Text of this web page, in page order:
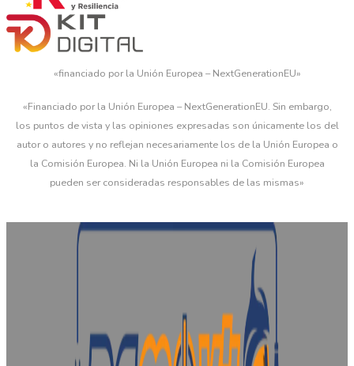
«financiado por la Unión Europea – NextGenerationEU»
«Financiado por la Unión Europea – NextGenerationEU. Sin embargo,
los puntos de vista y las opiniones expresadas son únicamente los del
autor o autores y no reflejan necesariamente los de la Unión Europea o
la Comisión Europea. Ni la Unión Europea ni la Comisión Europea
pueden ser consideradas responsables de las mismas»